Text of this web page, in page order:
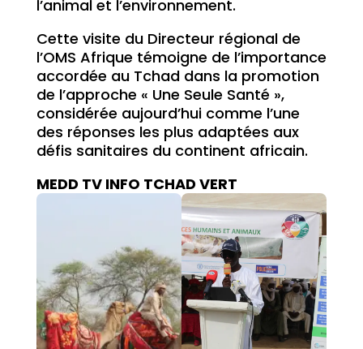
l’animal et l’environnement.
Cette visite du Directeur régional de
l’OMS Afrique témoigne de l’importance
accordée au Tchad dans la promotion
de l’approche « Une Seule Santé »,
considérée aujourd’hui comme l’une
des réponses les plus adaptées aux
défis sanitaires du continent africain.
MEDD TV INFO TCHAD VERT